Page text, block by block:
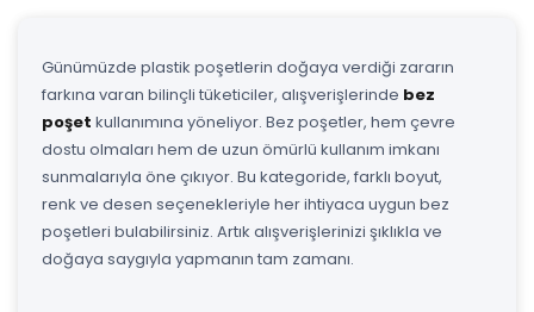
Günümüzde plastik poşetlerin doğaya verdiği zararın
farkına varan bilinçli tüketiciler, alışverişlerinde bez
poşet kullanımına yöneliyor. Bez poşetler, hem çevre
dostu olmaları hem de uzun ömürlü kullanım imkanı
sunmalarıyla öne çıkıyor. Bu kategoride, farklı boyut,
renk ve desen seçenekleriyle her ihtiyaca uygun bez
poşetleri bulabilirsiniz. Artık alışverişlerinizi şıklıkla ve
doğaya saygıyla yapmanın tam zamanı.